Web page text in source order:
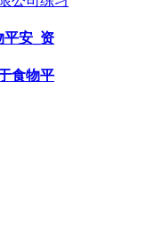
平安_资
食物平